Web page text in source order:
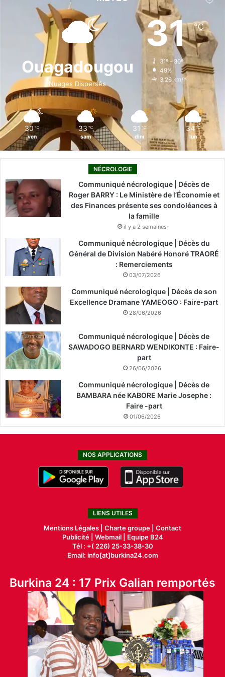
e
b
o
k
i
n
t
a
g
r
T
o
k
Ouagadougou
Nuages Dispersés
31℃
31º - 30º
49%
3.26 km/h
30 ℃
ven
33 ℃
sam
31 ℃
dim
34 ℃
lun
NÉCROLOGIE
Communiqué nécrologique | Décès de
Roger BARRY : Le Ministère de l’Économie et
des Finances présente ses condoléances à
la famille
il y a 2 semaines
Communiqué nécrologique | Décès du
Général de Division Nabéré Honoré TRAORÉ
: Remerciements
03/07/2026
Communiqué nécrologique | Décès de son
Excellence Dramane YAMEOGO : Faire-part
28/06/2026
Communiqué nécrologique | Décès de
SAWADOGO BERNARD WENDIKONTE : Faire-
part
26/06/2026
Communiqué nécrologique | Décès de
BAMBARA née KABORE Marie Josephe :
Faire -part
01/06/2026
NOS APPLICATIONS
LIENS UTILES
Mentions Légales | Charte groupe | Contact
Publicité| Webmail |
Equipe B24
Tél : +( 226) 25-33-38-30
Email: info[at]burkina24.com
Burkina 24 : 17 Prix Galian remportés